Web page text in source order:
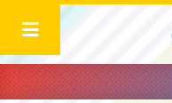
content